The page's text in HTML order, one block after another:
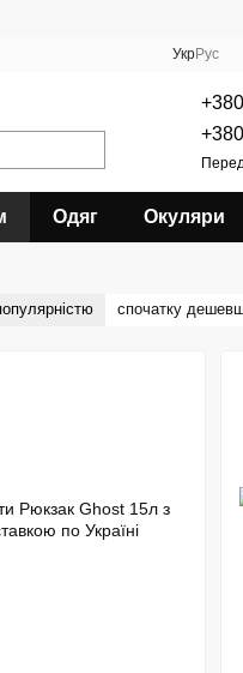
УкрРус
Одяг Окуляри
спочатку